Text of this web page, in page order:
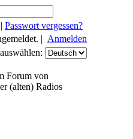
| Passwort vergessen?
| Anmelden
Forum von
(alten) Radios